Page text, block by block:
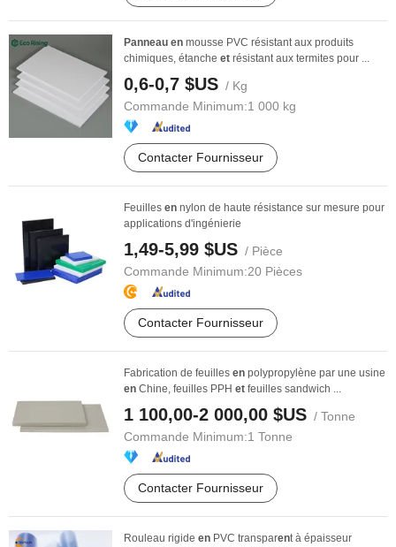
Panneau en mousse PVC résistant aux produits
chimiques, étanche et résistant aux termites pour ...
0,6-0,7 $US / Kg
Commande Minimum:1 000 kg
Contacter Fournisseur
Feuilles en nylon de haute résistance sur mesure pour
applications d'ingénierie
1,49-5,99 $US / Pièce
Commande Minimum:20 Pièces
Contacter Fournisseur
Fabrication de feuilles en polypropylène par une usine
en Chine, feuilles PPH et feuilles sandwich ...
1 100,00-2 000,00 $US / Tonne
Commande Minimum:1 Tonne
Contacter Fournisseur
Rouleau rigide en PVC transparent à épaisseur